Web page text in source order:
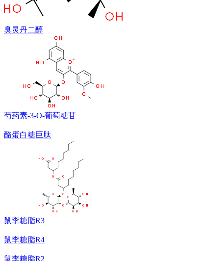
臭灵丹二醇
芍药素-3-O-葡萄糖苷
酪蛋白糖巨肽
鼠李糖脂R3
鼠李糖脂R4